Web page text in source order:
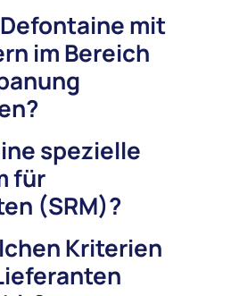
mit
im Bereich
spezielle
für
(SRM)?
Kriterien